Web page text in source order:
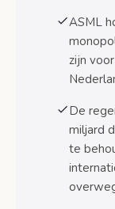
ASML
zijn
De
miljard
te